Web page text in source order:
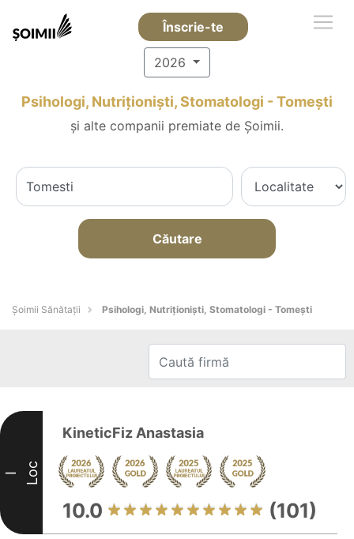
Înscrie-te
2026
Psihologi, Nutriționiști, Stomatologi - Tomeşti
și alte companii premiate de Șoimii.
Căutare
Şoimii Sănătații Psihologi, Nutriționiști, Stomatologi - Tomeşti
I Loc
KineticFiz Anastasia
10.0 (101)